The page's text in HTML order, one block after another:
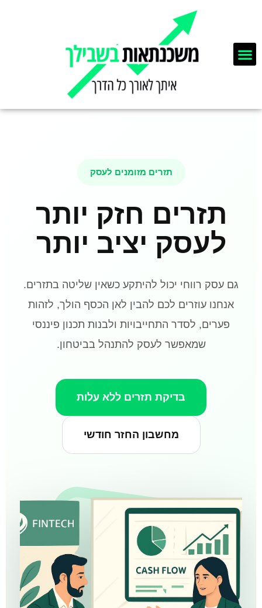
תזרים מזומנים לעסק
תזרים חזק יותר
לעסק יציב יותר
גם עסק רווחי יכול להיתקע כשאין שליטה בתזרים.
אנחנו עוזרים לכם להבין לאן הכסף הולך, לזהות
פערים, לסדר התחייבויות ולבנות תכנון פיננסי
שמאפשר לעסק להתנהל בביטחון.
בדיקת תזרים ללא עלות
מחשבון החזר חודשי